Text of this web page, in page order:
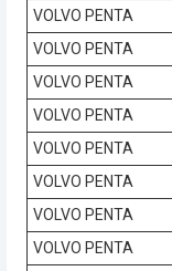
VOLVO PENTA
VOLVO PENTA
VOLVO PENTA
VOLVO PENTA
VOLVO PENTA
VOLVO PENTA
VOLVO PENTA
VOLVO PENTA